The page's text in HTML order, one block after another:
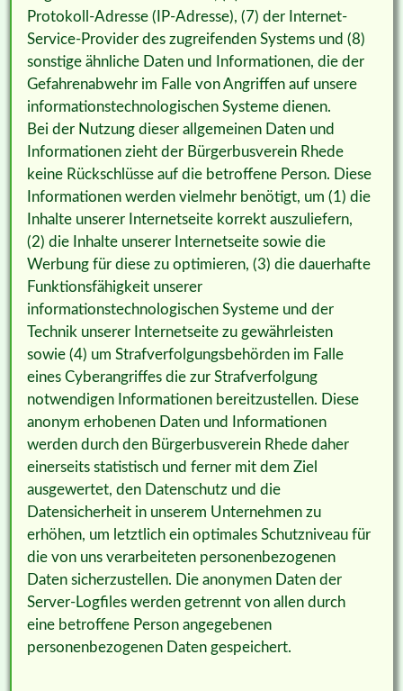
Protokoll-Adresse (IP-Adresse), (7) der Internet-
Service-Provider des zugreifenden Systems und (8)
sonstige ähnliche Daten und Informationen, die der
Gefahrenabwehr im Falle von Angriffen auf unsere
informationstechnologischen Systeme dienen.
Bei der Nutzung dieser allgemeinen Daten und
Informationen zieht der Bürgerbusverein Rhede
keine Rückschlüsse auf die betroffene Person. Diese
Informationen werden vielmehr benötigt, um (1) die
Inhalte unserer Internetseite korrekt auszuliefern,
(2) die Inhalte unserer Internetseite sowie die
Werbung für diese zu optimieren, (3) die dauerhafte
Funktionsfähigkeit unserer
informationstechnologischen Systeme und der
Technik unserer Internetseite zu gewährleisten
sowie (4) um Strafverfolgungsbehörden im Falle
eines Cyberangriffes die zur Strafverfolgung
notwendigen Informationen bereitzustellen. Diese
anonym erhobenen Daten und Informationen
werden durch den Bürgerbusverein Rhede daher
einerseits statistisch und ferner mit dem Ziel
ausgewertet, den Datenschutz und die
Datensicherheit in unserem Unternehmen zu
erhöhen, um letztlich ein optimales Schutzniveau für
die von uns verarbeiteten personenbezogenen
Daten sicherzustellen. Die anonymen Daten der
Server-Logfiles werden getrennt von allen durch
eine betroffene Person angegebenen
personenbezogenen Daten gespeichert.